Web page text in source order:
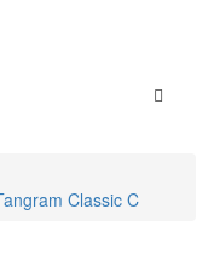
Classic C